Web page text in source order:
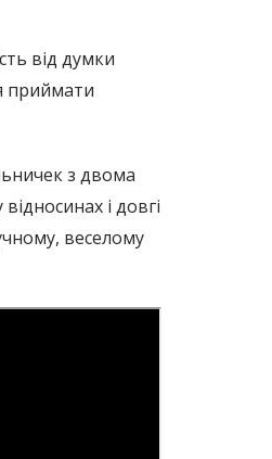
від думки
приймати
з двома
і довгі
веселому